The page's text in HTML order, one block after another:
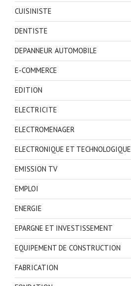
CUISINISTE
DENTISTE
DEPANNEUR AUTOMOBILE
E-COMMERCE
EDITION
ELECTRICITE
ELECTROMENAGER
ELECTRONIQUE ET TECHNOLOGIQUE
EMISSION TV
EMPLOI
ENERGIE
EPARGNE ET INVESTISSEMENT
EQUIPEMENT DE CONSTRUCTION
FABRICATION